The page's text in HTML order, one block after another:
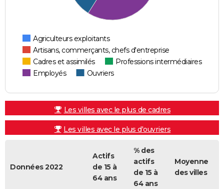
Agriculteurs exploitants
Artisans, commerçants, chefs d'entreprise
Cadres et assimilés
Professions intermédiaires
Employés
Ouvriers
Les villes avec le plus de cadres
Les villes avec le plus d'ouvriers
Données 2022
Actifs
de 15 à
64 ans
% des
actifs
de 15 à
64 ans
Moyenne
des villes